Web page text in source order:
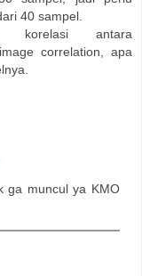
40 sampel.
antara
correlation, apa
ga muncul ya KMO